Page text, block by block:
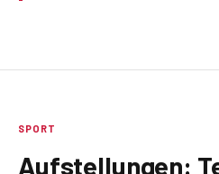
SPORT
Aufstellungen: